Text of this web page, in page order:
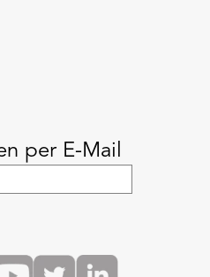
per E-Mail